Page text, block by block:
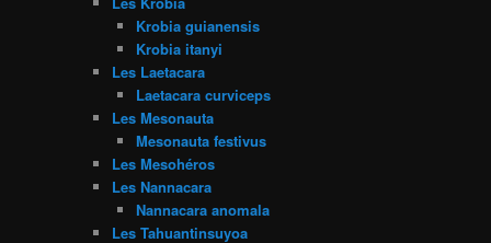
Krobia guianensis
Krobia itanyi
Les Laetacara
Laetacara curviceps
Les Mesonauta
Mesonauta festivus
Les Mesohéros
Les Nannacara
Nannacara anomala
Les Tahuantinsuyoa